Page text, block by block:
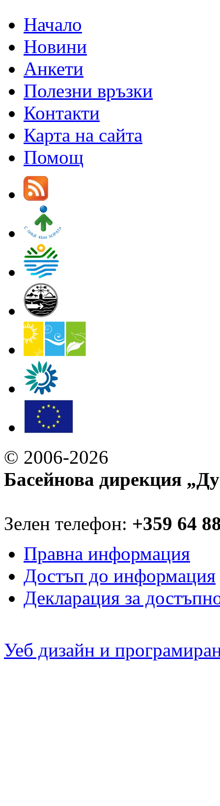
Начало
Новини
Анкети
Полезни връзки
Контакти
Карта на сайта
Помощ
© 2006-2026
Басейнова дирекция
Зелен телефон: +359 64
Правна информация
Достъп до информация
Декларация за
Уеб дизайн и